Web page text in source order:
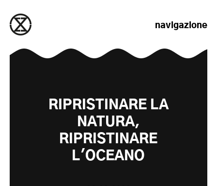
navigazione
RIPRISTINARE LA
NATURA,
RIPRISTINARE
L'OCEANO